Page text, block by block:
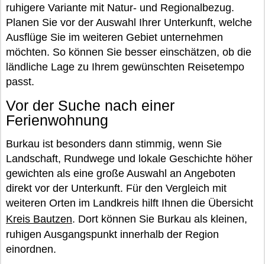
ruhigere Variante mit Natur- und Regionalbezug.
Planen Sie vor der Auswahl Ihrer Unterkunft, welche
Ausflüge Sie im weiteren Gebiet unternehmen
möchten. So können Sie besser einschätzen, ob die
ländliche Lage zu Ihrem gewünschten Reisetempo
passt.
Vor der Suche nach einer
Ferienwohnung
Burkau ist besonders dann stimmig, wenn Sie
Landschaft, Rundwege und lokale Geschichte höher
gewichten als eine große Auswahl an Angeboten
direkt vor der Unterkunft. Für den Vergleich mit
weiteren Orten im Landkreis hilft Ihnen die Übersicht
Kreis Bautzen. Dort können Sie Burkau als kleinen,
ruhigen Ausgangspunkt innerhalb der Region
einordnen.